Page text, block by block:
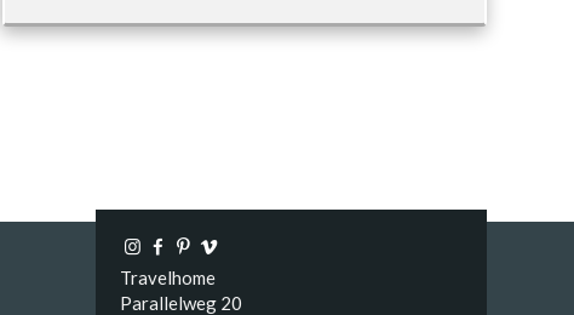
Travelhome
Parallelweg 20